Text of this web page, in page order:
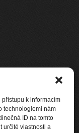
k informacím
technologiemi nám
ID na tomto
určité vlastnosti a